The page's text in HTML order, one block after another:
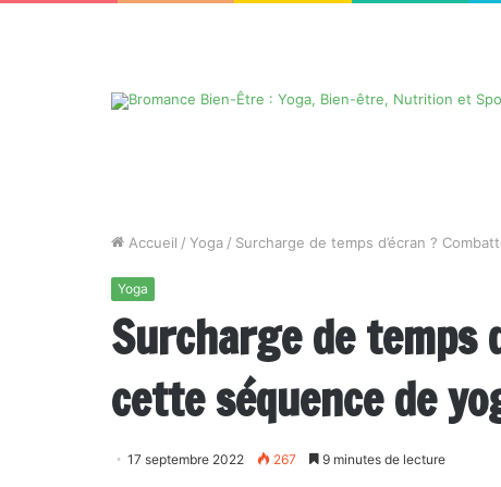
Accueil / Yoga / Surcharge de temps d’écran ?
Yoga
Surcharge de temps
cette séquence de
17 septembre 2022 267 9 minutes de lecture